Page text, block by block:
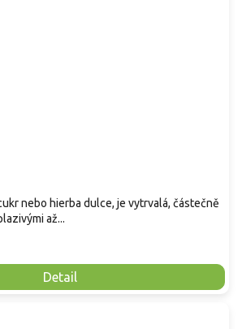
Detail
nebo hierba dulce, je vytrvalá, částečně
až...